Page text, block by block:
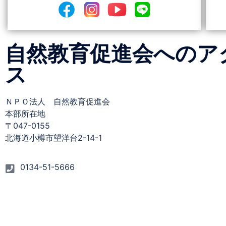
自然教育促進会へのア
ス
ＮＰＯ法人 自然教育促進会
本部所在地
〒047-0155
北海道小樽市望洋台2-14-1
0134-51-5666